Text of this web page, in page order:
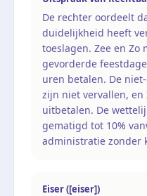
De rechter oordeelt
duidelijkheid heeft
toeslagen. Zee en Zo
gevorderde
uren betalen. De
zijn niet vervallen, en
uitbetalen. De
gematigd tot 10%
administratie zonder
Eiser ([eiser])